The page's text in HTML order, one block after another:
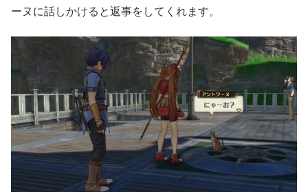
ーヌに話しかけると返事をしてくれます。